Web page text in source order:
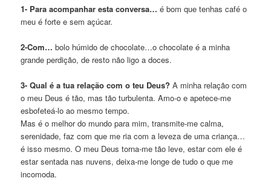
1- Para acompanhar esta conversa… é bom que tenhas café o
meu é forte e sem açúcar.
2-Com… bolo húmido de chocolate…o chocolate é a minha
grande perdição, de resto não ligo a doces.
3- Qual é a tua relação com o teu Deus?A minha relação com
o meu Deus é tão, mas tão turbulenta. Amo-o e apetece-me
esbofeteá-lo ao mesmo tempo.
Mas é o melhor do mundo para mim, transmite-me calma,
serenidade, faz com que me ria com a leveza de uma criança…
é isso mesmo. O meu Deus torna-me tão leve, estar com ele é
estar sentada nas nuvens, deixa-me longe de tudo o que me
incomoda.